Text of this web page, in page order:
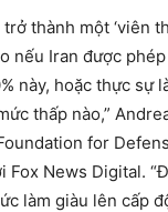
thành một ‘viên
nếu Iran được
này, hoặc thực sự
thấp nào,”
for
Fox News Digital.
làm giàu lên cấp